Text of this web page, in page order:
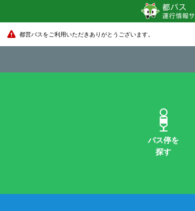
都営バスをご利用いただきありがとうございます。
バス停を
探す